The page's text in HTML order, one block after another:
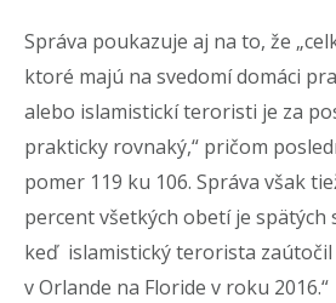
Správa poukazuje aj na to, že
ktoré majú na svedomí domáci
alebo islamistickí teroristi je za
prakticky rovnaký,“ pričom
pomer 119 ku 106. Správa však
percent všetkých obetí je spätých
keď islamistický terorista
v Orlande na Floride v roku 2016.“